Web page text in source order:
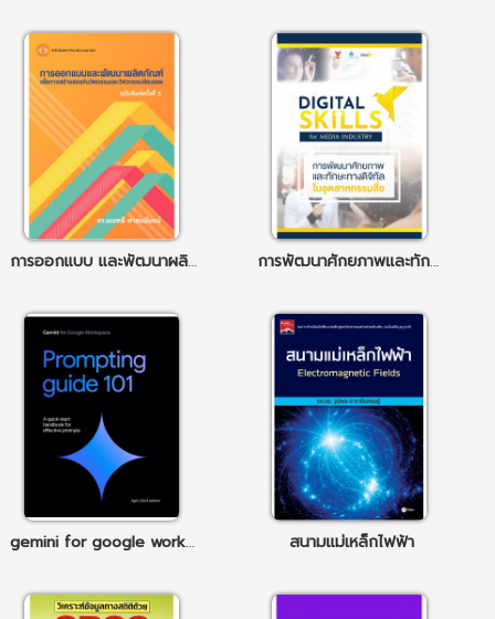
การออกแบบ และพัฒนาผลิตภัณฑ์ เพื่อการสร้างสรรค์นวัตกรรม และวิศวกรรมย้อนรอย ฉพ.3 การพัฒนาศักยภาพและทักษะทางดิจิทัล ในอุตสาหกรรมสื่อ
gemini for google workspace prompting guide 101 สนามแม่เหล็กไฟฟ้า